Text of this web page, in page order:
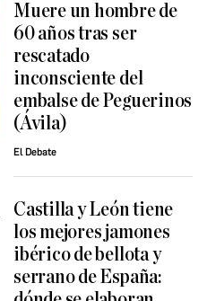
Muere un hombre de
60 años tras ser
rescatado
inconsciente del
embalse de Peguerinos
(Ávila)
El Debate
Castilla y León tiene
los mejores jamones
ibérico de bellota y
serrano de España: